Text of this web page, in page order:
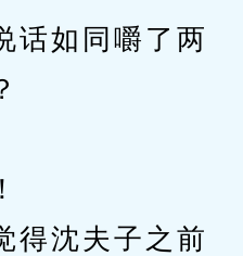
如同嚼了两
沈夫子之前